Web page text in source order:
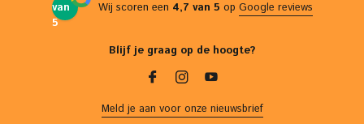
van
5
Wij scoren een 4,7 van 5 op Google reviews
Blijf je graag op de hoogte?
Meld je aan voor onze nieuwsbrief